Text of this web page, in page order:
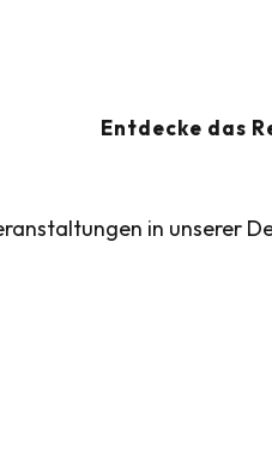
Entdecke das
in unserer